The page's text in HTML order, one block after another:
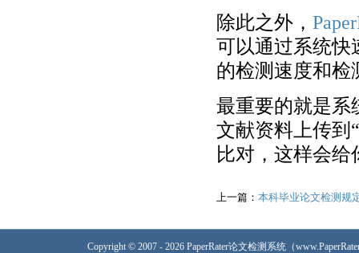
除此之外，
可以通过系统快
的检测速度和检
最重要的就是系
文献资料上传到
比对，这样会
上一篇： 本科毕业论文检测规
Copyright © 2007 - 2026 PaperRater论文检测系统（